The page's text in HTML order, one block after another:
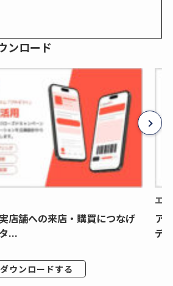
ンロード
店舗への来店・購買につなげ
...
ダウンロードする
エ
ア
デ